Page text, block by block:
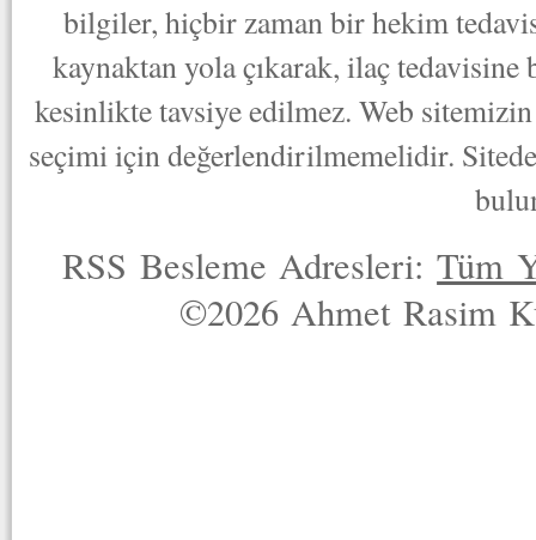
bilgiler, hiçbir zaman bir hekim
kaynaktan yola çıkarak, ilaç
kesinlikte tavsiye edilmez. Web
seçimi için değerlendirilmemelidir.
RSS Besleme Adresleri:Tüm
©2026 Ahmet Rasim